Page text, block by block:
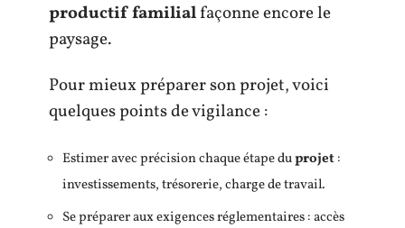
productif familialfaçonne encore le
paysage.
Pour mieux préparer son projet, voici
quelques points de vigilance :
Estimer avec précision chaque étape duprojet:
investissements, trésorerie, charge de travail.
Se préparer aux exigences réglementaires : accès